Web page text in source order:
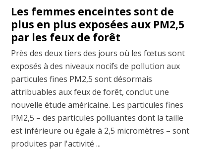
Les femmes enceintes sont de
plus en plus exposées aux PM2,5
par les feux de forêt
Près des deux tiers des jours où les fœtus sont
exposés à des niveaux nocifs de pollution aux
particules fines PM2,5 sont désormais
attribuables aux feux de forêt, conclut une
nouvelle étude américaine. Les particules fines
PM2,5 – des particules polluantes dont la taille
est inférieure ou égale à 2,5 micromètres – sont
produites par l'activité ...